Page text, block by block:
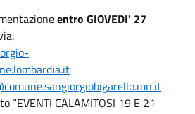
entro GIOVEDI' 27
“EVENTI CALAMITOSI 19 E 21